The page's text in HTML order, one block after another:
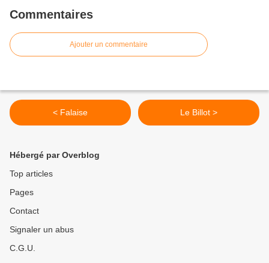
Commentaires
Ajouter un commentaire
< Falaise Le Billot >
Hébergé par Overblog
Top articles
Pages
Contact
Signaler un abus
C.G.U.